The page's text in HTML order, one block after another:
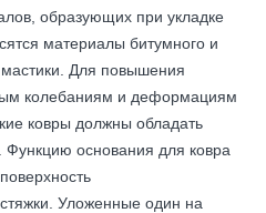
образующих при укладке
материалы битумного и
Для повышения
колебаниям и деформациям
ковры должны обладать
основания для ковра
Уложенные один на